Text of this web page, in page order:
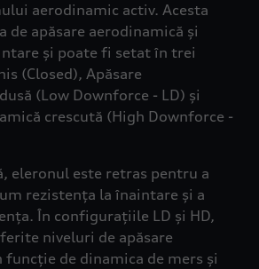
aerodinamic activ. Acesta
de apăsare aerodinamică și
și poate fi setat în trei
(Closed), Apăsare
(Low Downforce - LD) și
crescută (High Downforce -
eleronul este retras pentru a
rezistența la înaintare și a
În configurațiile LD și HD,
niveluri de apăsare
funcție de dinamica de mers și